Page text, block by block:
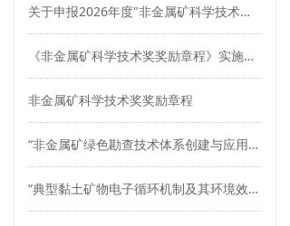
技术咨询
政策法规
公示
关于申报2026年度"非金属矿科学技术奖"的通知
《非金属矿科学技术奖奖励章程》实施细则
非金属矿科学技术奖奖励章程
“非金属矿绿色勘查技术体系创建与应用”成果评估结果公示
“典型黏土矿物电子循环机制及其环境效应”成果评估结果公示